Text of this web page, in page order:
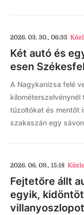
2026. 03. 30., 06:33
Két autó és
esen
A Nagykanizsa felé
tűzoltókat és mentőt
szakaszán egy
2026. 06. 09., 15:18
Fejtetőre állt
egyik,